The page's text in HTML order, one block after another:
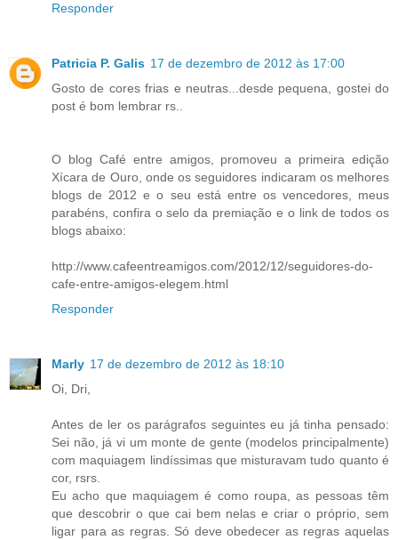
Responder
Patricia P. Galis 17 de dezembro de 2012 às 17:00
Gosto de cores frias e neutras...desde pequena, gostei do
post é bom lembrar rs..
O blog Café entre amigos, promoveu a primeira edição
Xícara de Ouro, onde os seguidores indicaram os melhores
blogs de 2012 e o seu está entre os vencedores, meus
parabéns, confira o selo da premiação e o link de todos os
blogs abaixo:
http://www.cafeentreamigos.com/2012/12/seguidores-do-
cafe-entre-amigos-elegem.html
Responder
Marly 17 de dezembro de 2012 às 18:10
Oi, Dri,
Antes de ler os parágrafos seguintes eu já tinha pensado:
Sei não, já vi um monte de gente (modelos principalmente)
com maquiagem lindíssimas que misturavam tudo quanto é
cor, rsrs.
Eu acho que maquiagem é como roupa, as pessoas têm
que descobrir o que cai bem nelas e criar o próprio, sem
ligar para as regras. Só deve obedecer as regras aquelas